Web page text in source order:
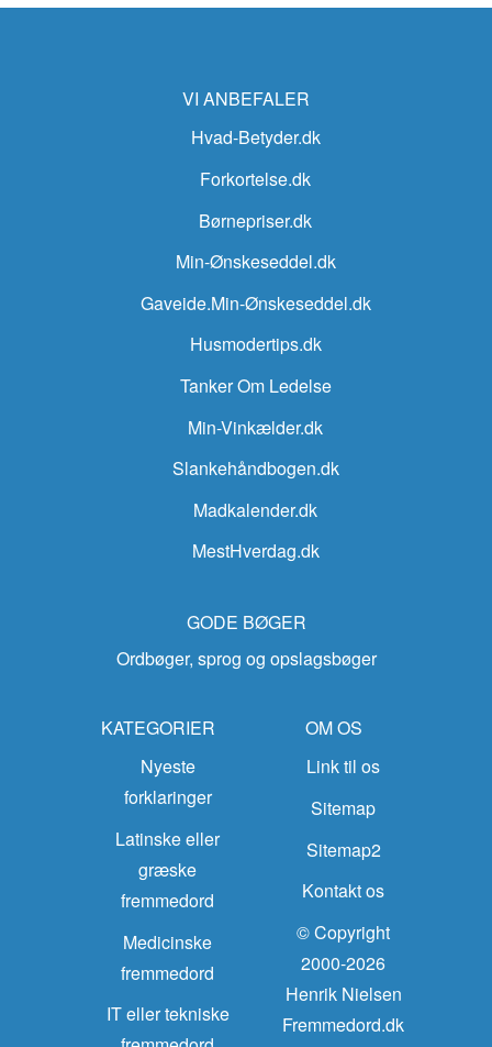
VI ANBEFALER
Hvad-Betyder.dk
Forkortelse.dk
Børnepriser.dk
Min-Ønskeseddel.dk
Gaveide.Min-Ønskeseddel.dk
Husmodertips.dk
Tanker Om Ledelse
Min-Vinkælder.dk
Slankehåndbogen.dk
Madkalender.dk
MestHverdag.dk
GODE BØGER
Ordbøger, sprog og opslagsbøger
KATEGORIER
Nyeste
forklaringer
Latinske eller
græske
fremmedord
Medicinske
fremmedord
IT eller tekniske
OM OS
Link til os
Sitemap
Sitemap2
Kontakt os
© Copyright
2000-2026
Henrik Nielsen
Fremmedord.dk